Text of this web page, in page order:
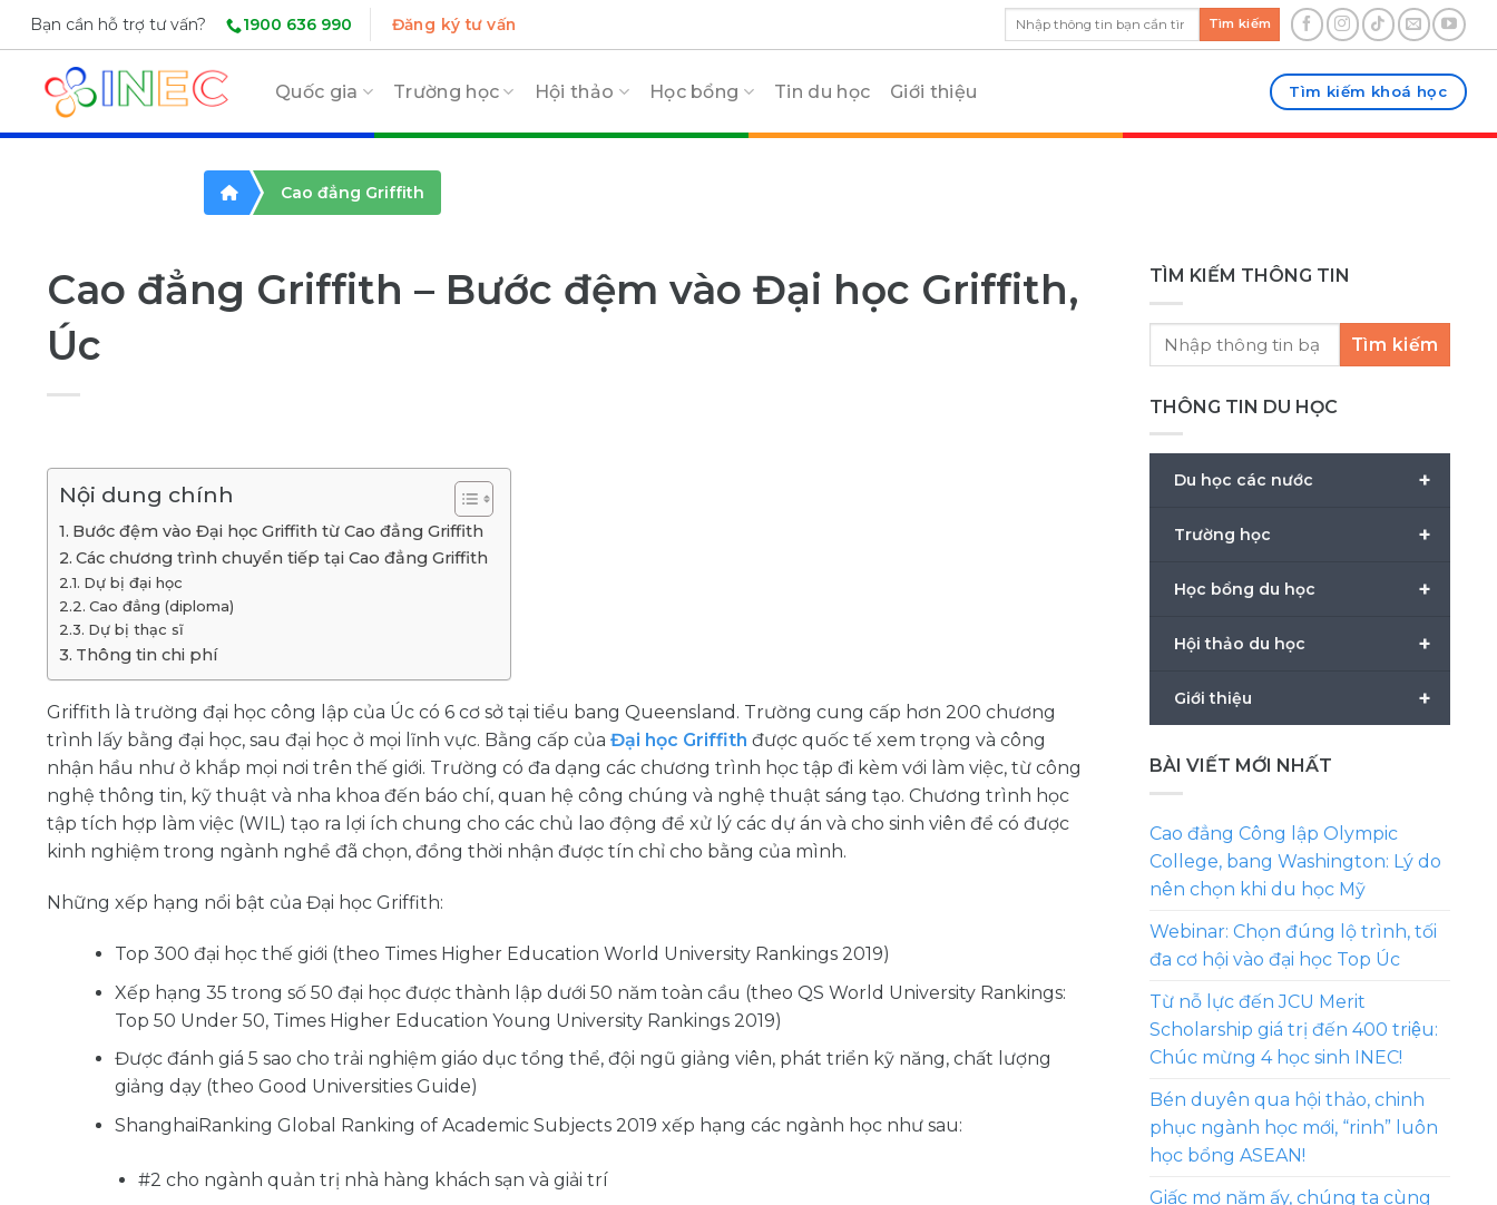
Skip
content
Bạn cần hỗ trợ tư vấn? 1900 636 990 Đăng ký tư vấn Tìm kiếm
Quốc gia Trường học Hội thảo Học bổng Tin du học Giới thiệu Tìm kiếm khoá học
Cao đẳng Griffith
Cao đẳng Griffith – Bước đệm vào Đại học Griffith,
Úc
Nội dung chính
Bước đệm vào Đại học Griffith từ Cao đẳng Griffith
Các chương trình chuyển tiếp tại Cao đẳng Griffith
Dự bị đại học
Cao đẳng (diploma)
Dự bị thạc sĩ
Thông tin chi phí
Griffith là trường đại học công lập của Úc có 6 cơ sở tại tiểu bang Queensland. Trường cung cấp hơn 200 chương
trình lấy bằng đại học, sau đại học ở mọi lĩnh vực. Bằng cấp của Đại học Griffith được quốc tế xem trọng và công
nhận hầu như ở khắp mọi nơi trên thế giới. Trường có đa dạng các chương trình học tập đi kèm với làm việc, từ công
nghệ thông tin, kỹ thuật và nha khoa đến báo chí, quan hệ công chúng và nghệ thuật sáng tạo. Chương trình học
tập tích hợp làm việc (WIL) tạo ra lợi ích chung cho các chủ lao động để xử lý các dự án và cho sinh viên để có được
kinh nghiệm trong ngành nghề đã chọn, đồng thời nhận được tín chỉ cho bằng của mình.
Những xếp hạng nổi bật của Đại học Griffith:
Top 300 đại học thế giới (theo Times Higher Education World University Rankings 2019)
Xếp hạng 35 trong số 50 đại học được thành lập dưới 50 năm toàn cầu (theo QS World University Rankings:
Top 50 Under 50, Times Higher Education Young University Rankings 2019)
Được đánh giá 5 sao cho trải nghiệm giáo dục tổng thể, đội ngũ giảng viên, phát triển kỹ năng, chất lượng
giảng dạy (theo Good Universities Guide)
ShanghaiRanking Global Ranking of Academic Subjects 2019 xếp hạng các ngành học như sau:
#2 cho ngành quản trị nhà hàng khách sạn và giải trí
TÌM KIẾM THÔNG TIN
Tìm kiếm
THÔNG TIN DU HỌC
+
Du học các nước
+
Trường học
+
Học bổng du học
+
Hội thảo du học
+
Giới thiệu
BÀI VIẾT MỚI NHẤT
Cao đẳng Công lập Olympic
College, bang Washington: Lý do
nên chọn khi du học Mỹ
Webinar: Chọn đúng lộ trình, tối
đa cơ hội vào đại học Top Úc
Từ nỗ lực đến JCU Merit
Scholarship giá trị đến 400 triệu:
Chúc mừng 4 học sinh INEC!
Bén duyên qua hội thảo, chinh
phục ngành học mới, “rinh” luôn
học bổng ASEAN!
Giấc mơ năm ấy, chúng ta cùng